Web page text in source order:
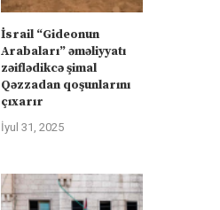
İsrail “Gideonun
Arabaları” əməliyyatı
zəiflədikcə şimal
Qəzzadan qoşunlarını
çıxarır
İyul 31, 2025